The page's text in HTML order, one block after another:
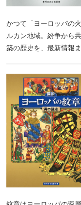
かつて「ヨーロッパの
ルカン地域。紛争から
築の歴史を、最新情報